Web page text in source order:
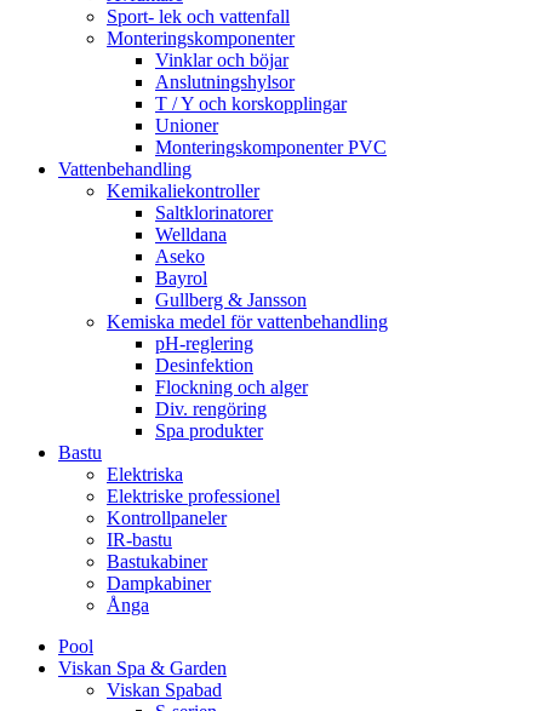
Sport- lek och vattenfall
Monteringskomponenter
Vinklar och böjar
Anslutningshylsor
T / Y och korskopplingar
Unioner
Monteringskomponenter PVC
Vattenbehandling
Kemikaliekontroller
Saltklorinatorer
Welldana
Aseko
Bayrol
Gullberg & Jansson
Kemiska medel för vattenbehandling
pH-reglering
Desinfektion
Flockning och alger
Div. rengöring
Spa produkter
Bastu
Elektriska
Elektriske professionel
Kontrollpaneler
IR-bastu
Bastukabiner
Dampkabiner
Ånga
Pool
Viskan Spa & Garden
Viskan Spabad